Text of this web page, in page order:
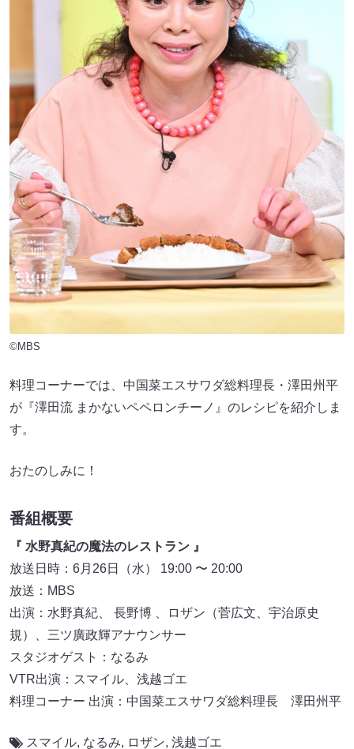
©MBS
料理コーナーでは、中国菜エスサワダ総料理長・澤田州平
が『澤田流 まかないペペロンチーノ』のレシピを紹介しま
す。
おたのしみに！
番組概要
『 水野真紀の魔法のレストラン 』
放送日時：6月26日（水） 19:00 〜 20:00
放送：MBS
出演：水野真紀、 長野博 、ロザン（菅広文、宇治原史
規）、三ツ廣政輝アナウンサー
スタジオゲスト：なるみ
VTR出演：スマイル、浅越ゴエ
料理コーナー 出演：中国菜エスサワダ総料理長 澤田州平
スマイル, なるみ, ロザン, 浅越ゴエ